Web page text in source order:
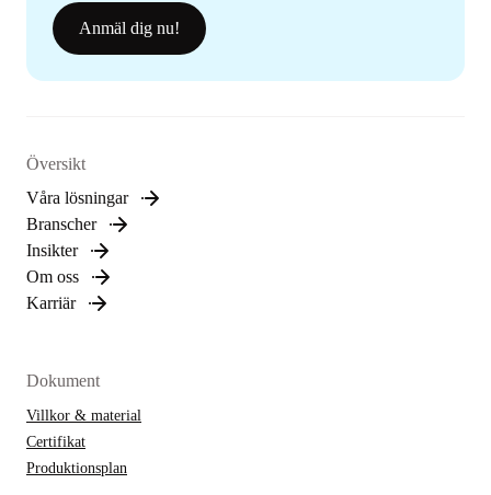
Anmäl dig nu!
Översikt
Våra lösningar
Branscher
Insikter
Om oss
Karriär
Dokument
Villkor & material
Certifikat
Produktionsplan